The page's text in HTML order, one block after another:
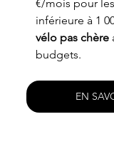
€/mois pour
inférieure à 1
vélo pas chère
budgets.
EN